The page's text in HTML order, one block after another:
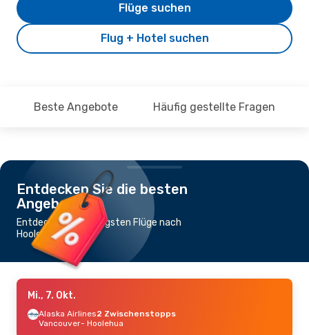
Flug + Hotel suchen
Flüge suchen
Beste Angebote Häufig gestellte Fragen
Entdecken Sie die besten
Angebote
Entdecke die günstigsten Flüge nach
Hoolehua
Mi., 7. Okt.
Alaska Airlines2 Zwischenstopps
Vancouver- Hoolehua